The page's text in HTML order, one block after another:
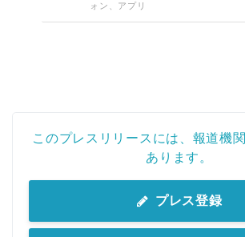
ォン、アプリ
このプレスリリースには、報道機
あります。
プレス登録